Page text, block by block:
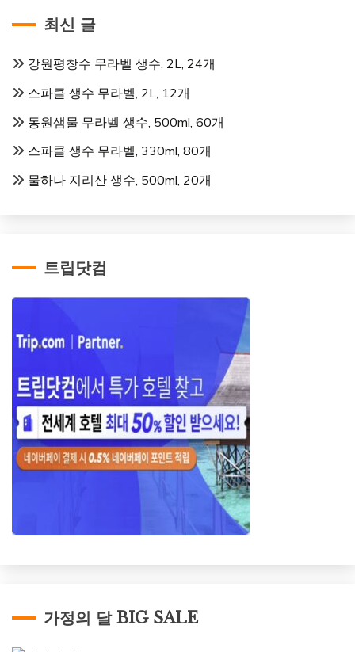
최신 글
강원평창수 무라벨 생수, 2L, 24개
스파클 생수 무라벨, 2L, 12개
동원샘물 무라벨 생수, 500ml, 60개
스파클 생수 무라벨, 330ml, 80개
물하나 지리산 생수, 500ml, 20개
트립닷컴
가정의 달 BIG SALE